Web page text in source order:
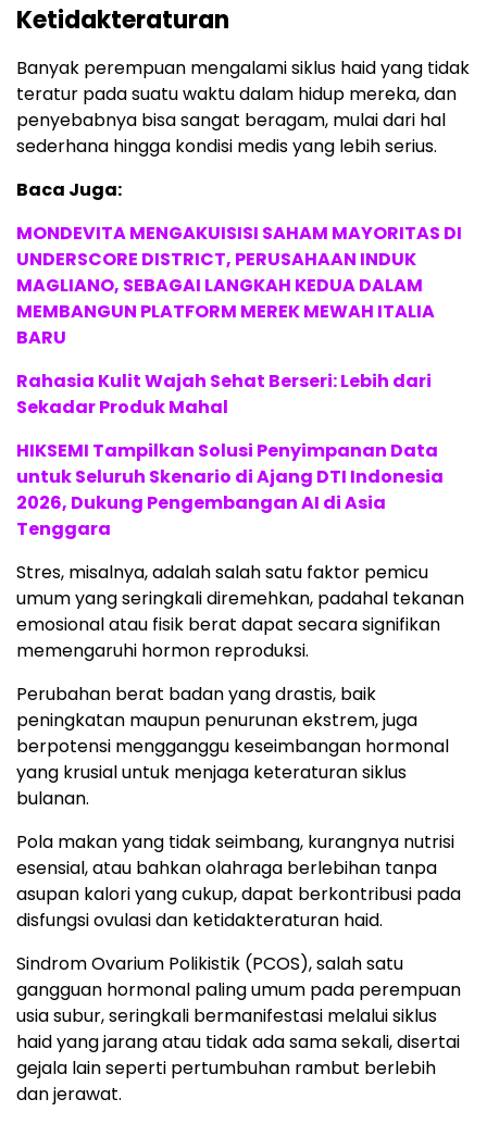
Ketidakteraturan
Banyak perempuan mengalami siklus haid yang tidak
teratur pada suatu waktu dalam hidup mereka, dan
penyebabnya bisa sangat beragam, mulai dari hal
sederhana hingga kondisi medis yang lebih serius.
Baca Juga:
MONDEVITA MENGAKUISISI SAHAM MAYORITAS DI
UNDERSCORE DISTRICT, PERUSAHAAN INDUK
MAGLIANO, SEBAGAI LANGKAH KEDUA DALAM
MEMBANGUN PLATFORM MEREK MEWAH ITALIA
BARU
Rahasia Kulit Wajah Sehat Berseri: Lebih dari
Sekadar Produk Mahal
HIKSEMI Tampilkan Solusi Penyimpanan Data
untuk Seluruh Skenario di Ajang DTI Indonesia
2026, Dukung Pengembangan AI di Asia
Tenggara
Stres, misalnya, adalah salah satu faktor pemicu
umum yang seringkali diremehkan, padahal tekanan
emosional atau fisik berat dapat secara signifikan
memengaruhi hormon reproduksi.
Perubahan berat badan yang drastis, baik
peningkatan maupun penurunan ekstrem, juga
berpotensi mengganggu keseimbangan hormonal
yang krusial untuk menjaga keteraturan siklus
bulanan.
Pola makan yang tidak seimbang, kurangnya nutrisi
esensial, atau bahkan olahraga berlebihan tanpa
asupan kalori yang cukup, dapat berkontribusi pada
disfungsi ovulasi dan ketidakteraturan haid.
Sindrom Ovarium Polikistik (PCOS), salah satu
gangguan hormonal paling umum pada perempuan
usia subur, seringkali bermanifestasi melalui siklus
haid yang jarang atau tidak ada sama sekali, disertai
gejala lain seperti pertumbuhan rambut berlebih
dan jerawat.